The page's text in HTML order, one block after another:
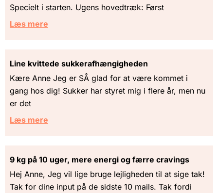
Specielt i starten. Ugens hovedtræk: Først
Læs mere
Line kvittede sukkerafhængigheden
Kære Anne Jeg er SÅ glad for at være kommet i
gang hos dig! Sukker har styret mig i flere år, men nu
er det
Læs mere
9 kg på 10 uger, mere energi og færre cravings
Hej Anne, Jeg vil lige bruge lejligheden til at sige tak!
Tak for dine input på de sidste 10 mails. Tak fordi